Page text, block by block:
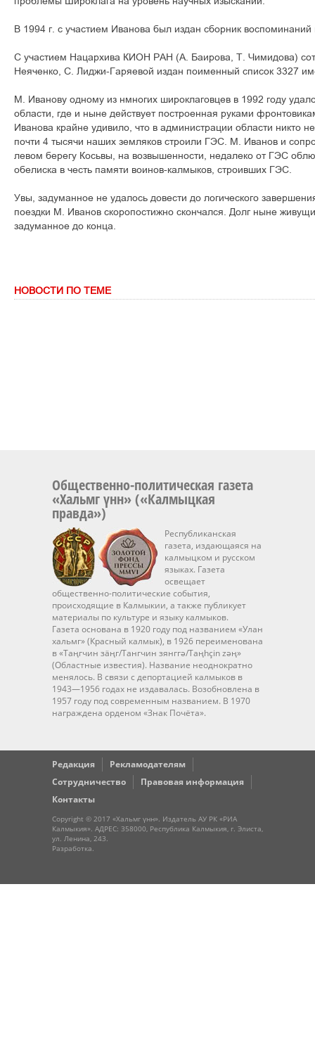
В 1994 г. с участием Иванова был издан сборник
С участием Нацархива КИОН РАН (А. Баирова, Т. Чимидова)
Неяченко, С. Лиджи-Гаряевой издан поименный список 3327
М. Иванову одному из нмногих широклаговцев в 1992 году
области, где и ныне действует построенная руками
Иванова крайне удивило, что в администрации области никто
почти 4 тысячи наших земляков строили ГЭС. М. Иванов и
левом берегу Косьвы, на возвышенности, недалеко от ГЭС
обелиска в честь памяти воинов-калмыков, строивших ГЭС.
Увы, задуманное не удалось довести до логического
поездки М. Иванов скоропостижно скончался. Долг ныне
задуманное до конца.
НОВОСТИ ПО ТЕМЕ
Общественно-политическая газета
«Хальмг үнн» («Калмыцкая
правда»)
Республиканская
газета, издающаяся на
калмыцком и русском
языках. Газета
освещает
общественно-политические события,
происходящие в Калмыкии, а также публикует
материалы по культуре и языку калмыков.
Газета основана в 1920 году под названием «Улан
хальмг» (Красный калмык), в 1926 переименована
в «Таңгчин зäңг/Тангчин зянггә/Taңhçin zәң»
(Областные известия). Название неоднократно
менялось. В связи с депортацией калмыков в
1943—1956 годах не издавалась. Возобновлена в
1957 году под современным названием. В 1970
награждена орденом «Знак Почёта».
Редакция
Рекламодателям
Сотрудничество
Правовая информация
Контакты
Copyright © 2017 «Хальмг үнн». Издатель АУ РК «РИА
Калмыкия». АДРЕС: 358000, Республика Калмыкия, г. Элиста,
ул. Ленина, 243.
Разработка.